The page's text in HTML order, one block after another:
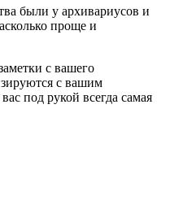
были у архивариусов и
проще и
с вашего
с вашим
под рукой всегда самая